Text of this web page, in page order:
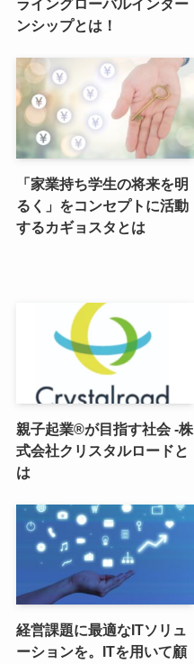
ライングローバルインター
ンシップとは！
「家業持ち学生の将来を明
るく」をコンセプトに活動
するカギョスタとは
親子起業®が目指す社会 -株
式会社クリスタルロードと
は
経営課題に最適なITソリュ
ーションを。ITを用いて顧